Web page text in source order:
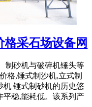
采石场设备网
制砂机与破碎机锤头等
格,锤式制沙机,立式制
机 锤式制砂机的历史悠
平稳,能耗低。该系列产